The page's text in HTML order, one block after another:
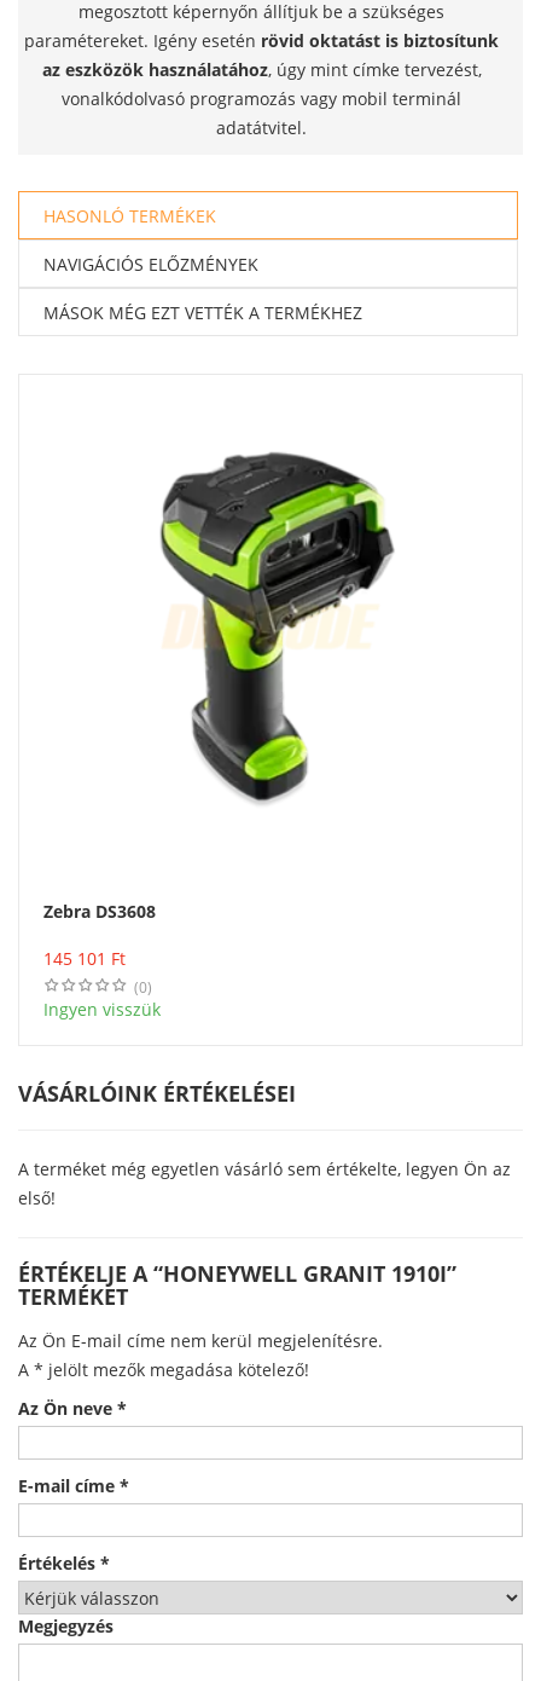
megosztott képernyőn állítjuk be a szükséges
paramétereket. Igény esetén rövid oktatást is biztosítunk
az eszközök használatához, úgy mint címke tervezést,
vonalkódolvasó programozás vagy mobil terminál
adatátvitel.
HASONLÓ TERMÉKEK
NAVIGÁCIÓS ELŐZMÉNYEK
MÁSOK MÉG EZT VETTÉK A TERMÉKHEZ
Zebra DS3608
145 101 Ft
(0)
Ingyen visszük
VÁSÁRLÓINK ÉRTÉKELÉSEI
A terméket még egyetlen vásárló sem értékelte, legyen Ön az
első!
ÉRTÉKELJE A “HONEYWELL GRANIT 1910I”
TERMÉKET
Az Ön E-mail címe nem kerül megjelenítésre.
A * jelölt mezők megadása kötelező!
Az Ön neve *
E-mail címe *
Értékelés *
Megjegyzés